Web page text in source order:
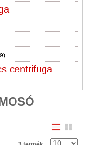
centrifuga
cella